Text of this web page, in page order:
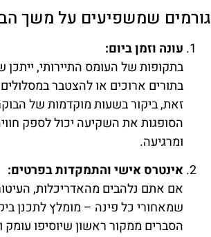
גורמים שמשפיעים על משך
עונה וזמן ביום:
בתקופות של העומס התיירותי, ייתכן
בתורים ארוכים או להצטבר
זאת, ביקור בשעות מוקדמות של
הסופגות את השקיעה יכול לספק
ומרגיעה.
אינטרס אישי והתמקדות בפרטים:
אם אתם נלהבים מהאדריכלות,
שמאחורי כל פינה – מומלץ לתכנן
הסברים ממקור ראשון שיוסיפו עומק